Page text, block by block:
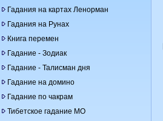
Гадания на картах Ленорман
Гадания на Рунах
Книга перемен
Гадание - Зодиак
Гадание - Талисман дня
Гадание на домино
Гадание по чакрам
Тибетское гадание МО